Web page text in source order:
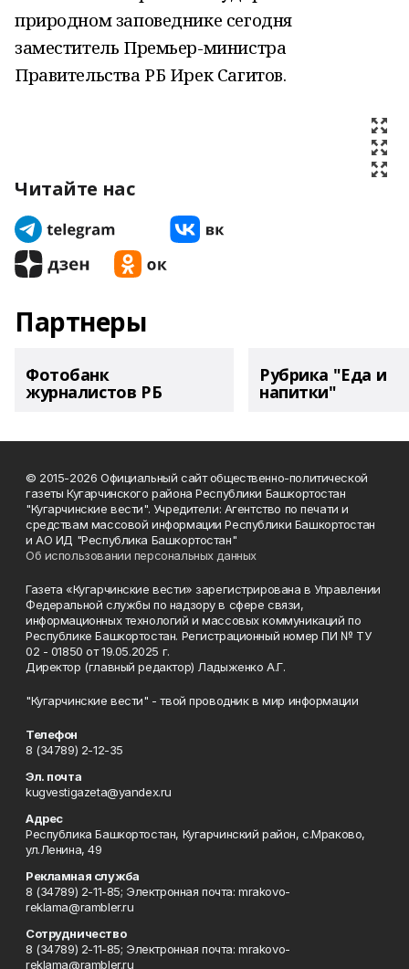
природном заповеднике сегодня
заместитель Премьер-министра
Правительства РБ Ирек Сагитов.
Читайте нас
Партнеры
Фотобанк
журналистов РБ
Рубрика "Еда и
напитки"
© 2015-2026 Официальный сайт общественно-политической
газеты Кугарчинского района Республики Башкортостан
"Кугарчинские вести". Учредители: Агентство по печати и
средствам массовой информации Республики Башкортостан
и АО ИД "Республика Башкортостан"
Об использовании персональных данных
Газета «Кугарчинские вести» зарегистрирована в Управлении
Федеральной службы по надзору в сфере связи,
информационных технологий и массовых коммуникаций по
Республике Башкортостан. Регистрационный номер ПИ № ТУ
02 - 01850 от 19.05.2025 г.
Директор (главный редактор) Ладыженко А.Г.
"Кугарчинские вести" - твой проводник в мир информации
Телефон
8 (34789) 2-12-35
Эл. почта
kugvestigazeta@yandex.ru
Адрес
Республика Башкортостан, Кугарчинский район, с.Мраково,
ул.Ленина, 49
Рекламная служба
8 (34789) 2-11-85; Электронная почта: mrakovo-
reklama@rambler.ru
Сотрудничество
8 (34789) 2-11-85; Электронная почта: mrakovo-
reklama@rambler.ru